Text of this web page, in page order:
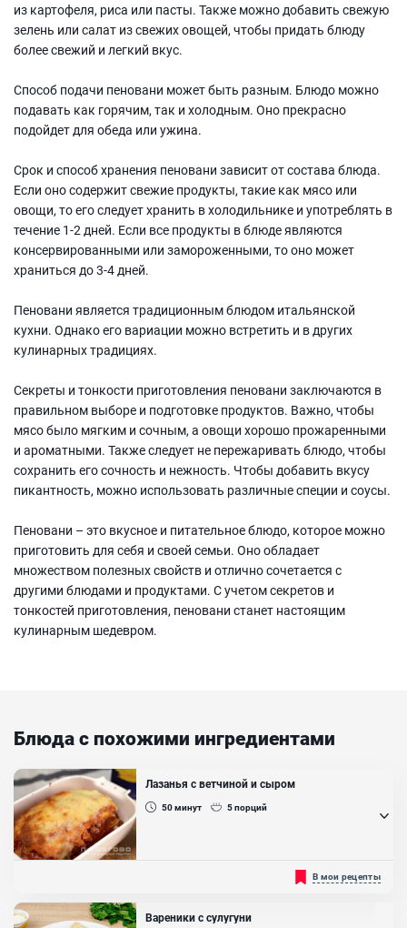
из картофеля, риса или пасты. Также можно добавить свежую
зелень или салат из свежих овощей, чтобы придать блюду
более свежий и легкий вкус.
Способ подачи пеновани может быть разным. Блюдо можно
подавать как горячим, так и холодным. Оно прекрасно
подойдет для обеда или ужина.
Срок и способ хранения пеновани зависит от состава блюда.
Если оно содержит свежие продукты, такие как мясо или
овощи, то его следует хранить в холодильнике и употреблять в
течение 1-2 дней. Если все продукты в блюде являются
консервированными или замороженными, то оно может
храниться до 3-4 дней.
Пеновани является традиционным блюдом итальянской
кухни. Однако его вариации можно встретить и в других
кулинарных традициях.
Секреты и тонкости приготовления пеновани заключаются в
правильном выборе и подготовке продуктов. Важно, чтобы
мясо было мягким и сочным, а овощи хорошо прожаренными
и ароматными. Также следует не пережаривать блюдо, чтобы
сохранить его сочность и нежность. Чтобы добавить вкусу
пикантность, можно использовать различные специи и соусы.
Пеновани – это вкусное и питательное блюдо, которое можно
приготовить для себя и своей семьи. Оно обладает
множеством полезных свойств и отлично сочетается с
другими блюдами и продуктами. С учетом секретов и
тонкостей приготовления, пеновани станет настоящим
кулинарным шедевром.
Блюда с похожими ингредиентами
Лазанья с ветчиной и сыром
50минут 5порций
С ветчиной и сыром выходит изумительно вкусно и сытно!
Готовые листы лазаньи можно приобрести в любом магазине,
что удобно и сэкономит вам кучу времени. Готовится не сложно и
из доступных ингредиентов, а получается очень аппетитным,
В мои рецепты
Вареники с сулугуни